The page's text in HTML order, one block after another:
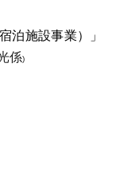
泊施設事業）」
係)